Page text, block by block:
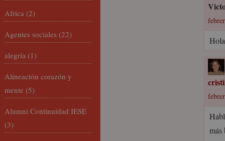
más
Africa (2)
Agentes sociales (22)
alegría (1)
Alineación corazón y
mente (5)
Alumni Continuidad IESE
(3)